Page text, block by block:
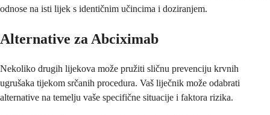
odnose na isti lijek s identičnim učincima i doziranjem.
Alternative za Abciximab
Nekoliko drugih lijekova može pružiti sličnu prevenciju krvnih
ugrušaka tijekom srčanih procedura. Vaš liječnik može odabrati
alternative na temelju vaše specifične situacije i faktora rizika.